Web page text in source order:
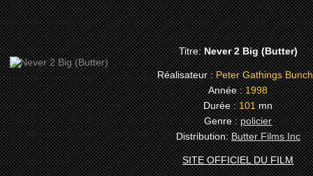
Titre:Never 2 Big (Butter)
Réalisateur :Peter Gathings
Année :1998
Durée :101mn
Genre :policier
Distribution: Butter Films Inc
SITE OFFICIEL DU FILM